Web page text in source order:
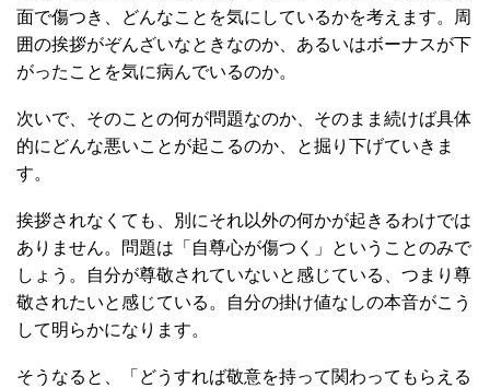
面で傷つき、どんなことを気にしているかを考えます。周
囲の挨拶がぞんざいなときなのか、あるいはボーナスが下
がったことを気に病んでいるのか。
次いで、そのことの何が問題なのか、そのまま続けば具体
的にどんな悪いことが起こるのか、と掘り下げていきま
す。
挨拶されなくても、別にそれ以外の何かが起きるわけでは
ありません。問題は「自尊心が傷つく」ということのみで
しょう。自分が尊敬されていないと感じている、つまり尊
敬されたいと感じている。自分の掛け値なしの本音がこう
して明らかになります。
そうなると、「どうすれば敬意を持って関わってもらえる